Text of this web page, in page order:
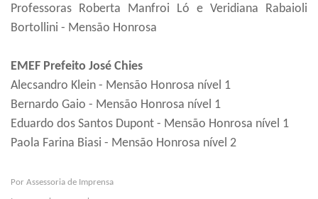
Professoras Roberta Manfroi Ló e Veridiana Rabaioli
Bortollini - Mensão Honrosa
EMEF Prefeito José Chies
Alecsandro Klein - Mensão Honrosa nível 1
Bernardo Gaio - Mensão Honrosa nível 1
Eduardo dos Santos Dupont - Mensão Honrosa nível 1
Paola Farina Biasi - Mensão Honrosa nível 2
Por Assessoria de Imprensa